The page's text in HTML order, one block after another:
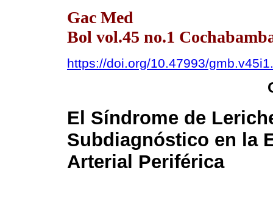
Gac Med
Bol vol.45 no.1
https://doi.org/10.47993/
El Síndrome de
Subdiagnóstico en la
Arterial Periférica